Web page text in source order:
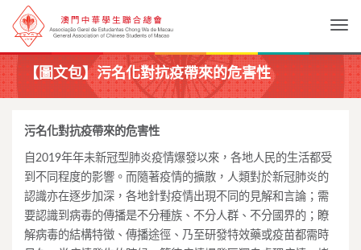
【圖文包】污名化對抗疫帶來的危害性
污名化對抗疫帶來的危害性
自2019年年未新冠型肺炎疫情爆發以來，各地人民的生活都受
到不同程度的影響。而隨著疫情的擴散，人類對於新冠肺炎的
認識亦在逐步加深，各地針對疫情出現不同的見解和言論；需
要認識到病毒的傳播是不分種族、不分人群、不分國界的；瞭
解病毒的結構特徵、傳播途徑、乃至研發特效藥或疫苗都需時